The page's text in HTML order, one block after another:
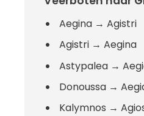
Aegina → Agistri
Agistri → Aegina
Astypalea →
Donoussa →
Kalymnos →